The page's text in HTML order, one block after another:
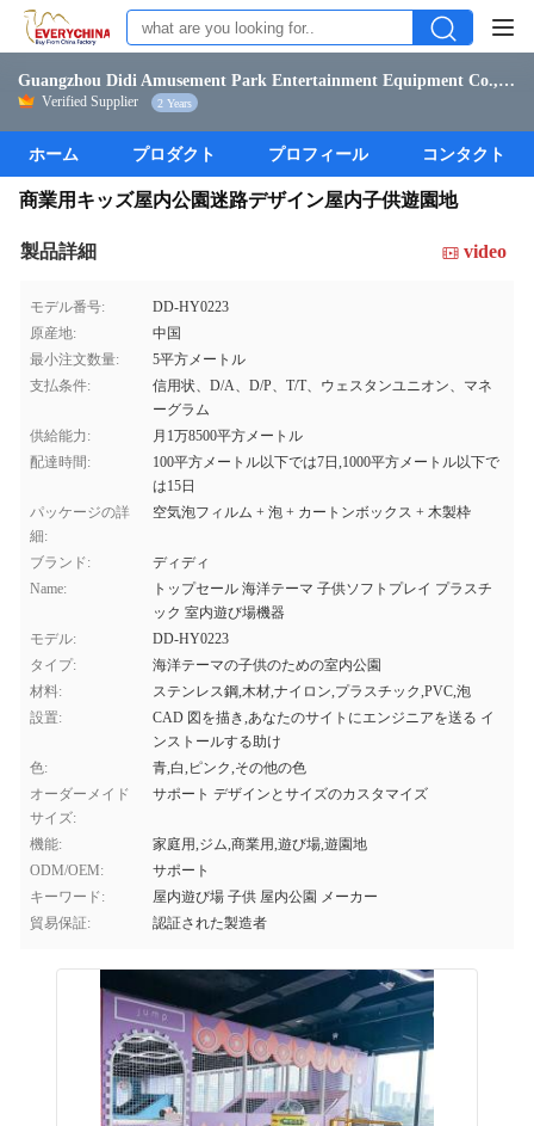
Guangzhou Didi Amusement Park Entertainment Equipment Co., Ltd.
Verified Supplier 2 Years
ホーム プロダクト プロフィール コンタクト
商業用キッズ屋内公園迷路デザイン屋内子供遊園地
製品詳細 video
モデル番号:
DD-HY0223
原産地:
中国
最小注文数量:
5平方メートル
支払条件:
信用状、D/A、D/P、T/T、ウェスタンユニオン、マネ
ーグラム
供給能力:
月1万8500平方メートル
配達時間:
100平方メートル以下では7日,1000平方メートル以下で
は15日
パッケージの詳
細:
空気泡フィルム + 泡 + カートンボックス + 木製枠
ブランド:
ディディ
Name:
トップセール 海洋テーマ 子供ソフトプレイ プラスチ
ック 室内遊び場機器
モデル:
DD-HY0223
タイプ:
海洋テーマの子供のための室内公園
材料:
ステンレス鋼,木材,ナイロン,プラスチック,PVC,泡
設置:
CAD 図を描き,あなたのサイトにエンジニアを送る イ
ンストールする助け
色:
青,白,ピンク,その他の色
オーダーメイド
サイズ:
サポート デザインとサイズのカスタマイズ
機能:
家庭用,ジム,商業用,遊び場,遊園地
ODM/OEM:
サポート
キーワード:
屋内遊び場 子供 屋内公園 メーカー
貿易保証:
認証された製造者